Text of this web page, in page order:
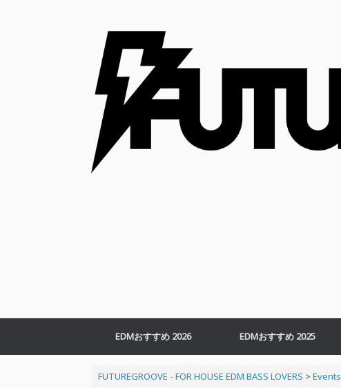
EDMおすすめ 2026 EDMおすすめ 2025
FUTUREGROOVE - FOR HOUSE EDM BASS LOVERS > Events